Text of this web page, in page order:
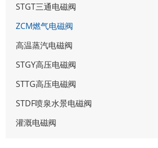
STGT三通电磁阀
ZCM燃气电磁阀
高温蒸汽电磁阀
STGY高压电磁阀
STTG高压电磁阀
STDF喷泉水景电磁阀
灌溉电磁阀